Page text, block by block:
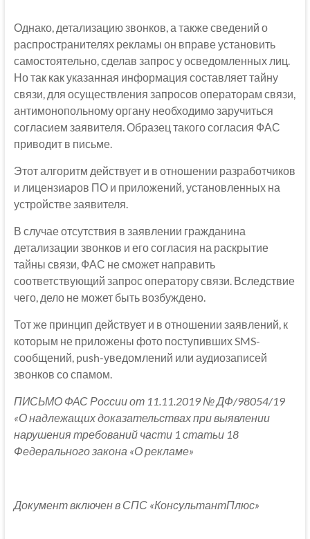
Однако, детализацию звонков, а также сведений о
распространителях рекламы он вправе установить
самостоятельно, сделав запрос у осведомленных лиц.
Но так как указанная информация составляет тайну
связи, для осуществления запросов операторам связи,
антимонопольному органу необходимо заручиться
согласием заявителя. Образец такого согласия ФАС
приводит в письме.
Этот алгоритм действует и в отношении разработчиков
и лицензиаров ПО и приложений, установленных на
устройстве заявителя.
В случае отсутствия в заявлении гражданина
детализации звонков и его согласия на раскрытие
тайны связи, ФАС не сможет направить
соответствующий запрос оператору связи. Вследствие
чего, дело не может быть возбуждено.
Тот же принцип действует и в отношении заявлений, к
которым не приложены фото поступивших SMS-
сообщений, push-уведомлений или аудиозаписей
звонков со спамом.
ПИСЬМО ФАС России от 11.11.2019 № ДФ/98054/19
«О надлежащих доказательствах при выявлении
нарушения требований части 1 статьи 18
Федерального закона «О рекламе»
Документ включен в СПС «КонсультантПлюс»